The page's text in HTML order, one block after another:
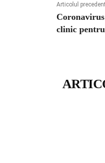
Articolul precedent
clinic